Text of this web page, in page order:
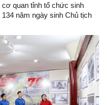
quan tỉnh tổ chức sinh
năm ngày sinh Chủ tịch